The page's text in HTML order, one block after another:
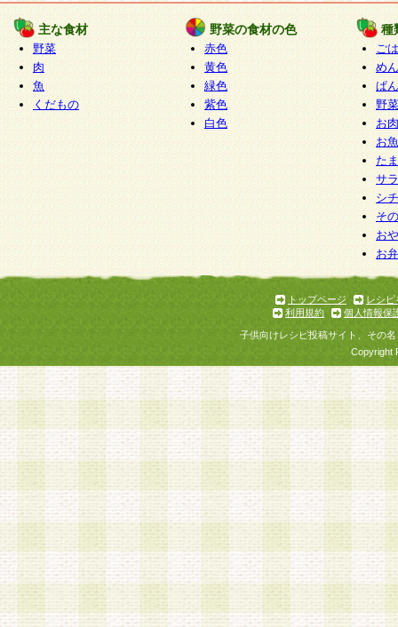
主な食材
野菜
肉
魚
くだもの
野菜の食材の色
赤色
黄色
緑色
紫色
白色
種
ご
めん
ぱん
野
お
お
た
サ
シ
そ
お
お
トップページ
レシピ
利用規約
個人情報保
子供向けレシピ投稿サイト、その
Copyright